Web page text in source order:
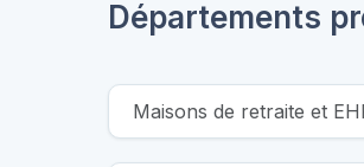
Départements
Maisons de retraite et